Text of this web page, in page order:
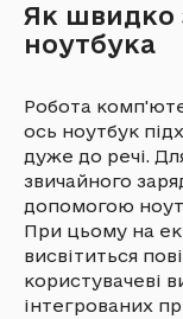
Як швидко
ноутбука
Робота
ось ноутбук
дуже до речі.
звичайного
допомогою
При цьому на
висвітиться
користувачеві
інтегрованих